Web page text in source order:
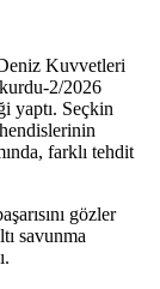
Kuvvetleri
2/2026
yaptı. Seçkin
farklı tehdit
gözler
savunma